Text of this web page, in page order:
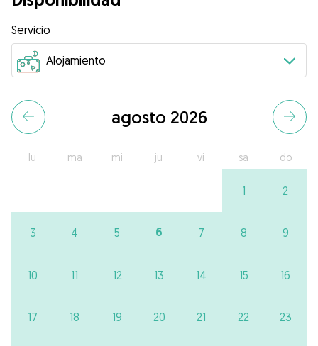
Servicio
agosto 2026
lu ma mi ju vi sa do
1 2
3 4 5 6 7 8 9
10 11 12 13 14 15 16
17 18 19 20 21 22 23